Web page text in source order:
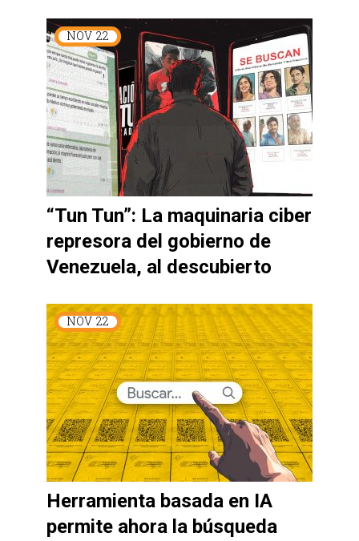
NOV 22
“Tun Tun”: La maquinaria ciber
represora del gobierno de
Venezuela, al descubierto
NOV 22
Herramienta basada en IA
permite ahora la búsqueda